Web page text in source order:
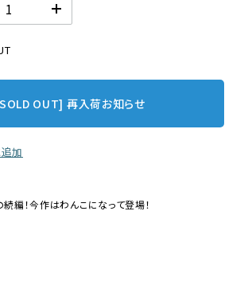
OUT] 再入荷お知らせ
加
編！今作はわんこになって登場！